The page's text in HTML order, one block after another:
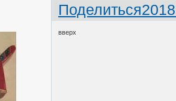
Поделиться
вверх